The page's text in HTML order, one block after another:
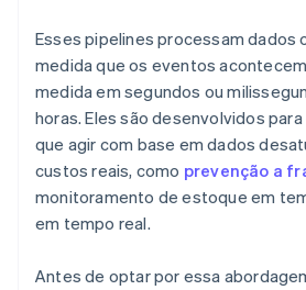
Esses pipelines processam dados
medida que os eventos
medida em segundos ou
horas. Eles são desenvolvidos
que agir com base em dados
custos reais, como prevenção a
monitoramento de estoque em
em tempo real.
Antes de optar por essa